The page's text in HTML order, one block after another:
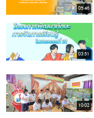
05:46
03:51
10:02